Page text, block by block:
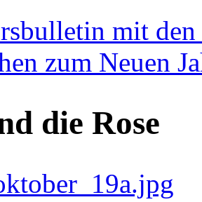
mit den
zum Neuen
die Rose